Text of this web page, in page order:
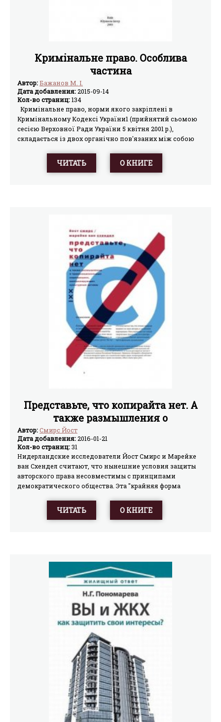
Кримінальне право. Особлива
частина
Автор:Бажанов М. І.
Дата добавления:2015-09-14
Кол-во страниц:134
Кримінальне право, норми якого закріплені в
Кримінальному Кодексі України1 (прийнятий сьомою
сесією Верховної Ради України 5 квітня 2001 p.),
складається із двох органічно пов'язаних між собою
зібрані принципові відправні положення: підстава
кримінальної відповідальності, поняття злочину, мета
ЧИТАТЬ О КНИГЕ
Представьте, что копирайта нет. А
также размышления о
транснациональных корпорациях,
контролирующих
Автор:Смирс Йост
Дата добавления:2016-01-21
Кол-во страниц:31
Нидерландские исследователи Йост Смирс и Марейке
ван Схендел считают, что нынешние условия защиты
авторского права несовместимы с принципами
демократического общества. Эта "крайняя форма
в первую очередь, гигантским корпорациям, которые с
легкостью решают, что мы должны увидеть, услышать
денежных средств в области копирайта. Только тогда
будет создана игровая площадка для равноправных
партнеров - предпринимателей в сфере культуры и
авторов произведений.
ЧИТАТЬ О КНИГЕ